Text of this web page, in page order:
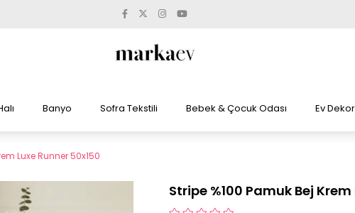
Banyo Sofra Tekstili Bebek & Çocuk Odası Ev
Luxe Runner 50x150
Stripe %100 Pamuk Bej